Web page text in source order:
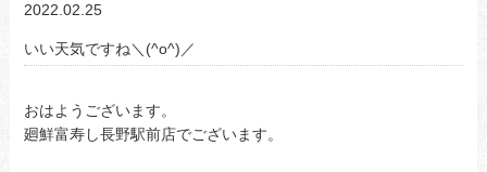
2022.02.25
いい天気ですね＼(^o^)／
おはようございます。
廻鮮富寿し長野駅前店でございます。